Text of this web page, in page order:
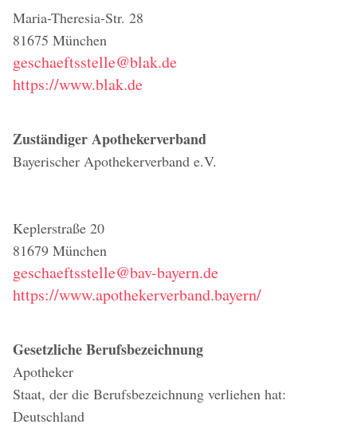
Maria-Theresia-Str. 28
81675 München
geschaeftsstelle@blak.de
https://www.blak.de
Zuständiger Apothekerverband
Bayerischer Apothekerverband e.V.
Keplerstraße 20
81679 München
geschaeftsstelle@bav-bayern.de
https://www.apothekerverband.bayern/
Gesetzliche Berufsbezeichnung
Apotheker
Staat, der die Berufsbezeichnung verliehen hat:
Deutschland